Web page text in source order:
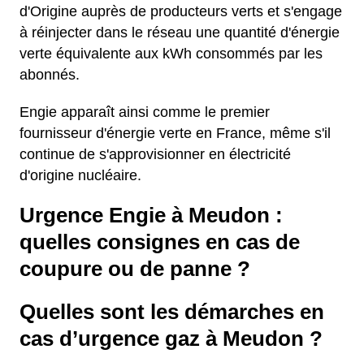
d'Origine auprès de producteurs verts et s'engage
à réinjecter dans le réseau une quantité d'énergie
verte équivalente aux kWh consommés par les
abonnés.
Engie apparaît ainsi comme le premier
fournisseur d'énergie verte en France, même s'il
continue de s'approvisionner en électricité
d'origine nucléaire.
Urgence Engie à Meudon :
quelles consignes en cas de
coupure ou de panne ?
Quelles sont les démarches en
cas d’urgence gaz à Meudon ?